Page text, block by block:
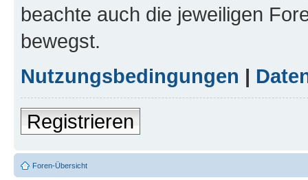
beachte auch die jeweiligen
bewegst.
Nutzungsbedingungen |
Registrieren
Foren-Übersicht